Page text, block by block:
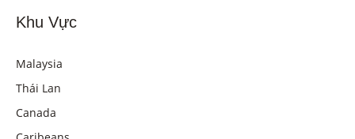
Khu Vực
Malaysia
Thái Lan
Canada